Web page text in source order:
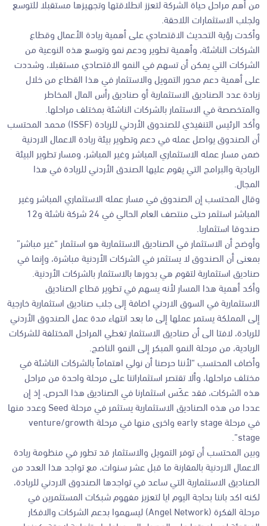
من أهم مراحل حياة الشركة لتعزز انطلاقتها وتجهيزها مستقبلا للتوسع
ولجلب الاستثمارات اللاحقة.
وأكدت رؤية التحديث الاقتصادي على أهمية ريادة الأعمال وقطاع
الشركات الناشئة، وأهمية تطوير ودعم نمو وتوسع هذه النوعية من
الشركات التي يمكن أن تسهم في النمو الاقتصادي مستقبلا، وشددت
على أهمية دعم محور التمويل والاستثمار في هذا القطاع من خلال
زيادة عدد الصناديق الاستثمارية أو صناديق رأس المال المخاطر
والمتخصصة في الاستثمار بالشركات الناشئة بمختلف مراحلها.
وأكد الرئيس التنفيذي للصندوق الأردني للريادة (ISSF) محمد المحتسب
أن الصندوق يواصل عمله في دعم وتطوير بيئة ريادة الاعمال الاردنية
ضمن مسار عمله الاستثماري المباشر وغير المباشر، ومسار تطوير البيئة
الريادية والبرامج التي يقوم عليها الصندق الأردني للريادة في هذا
المجال.
وقال المحتسب إن الصندوق في مسار عمله الاستثماري المباشر وغير
المباشر استثمر حتى منتصف العام الحالي في 24 شركة ناشئة و12
صندوقا استثماريا.
وأوضح أن الاستثمار في الصناديق الاستثمارية هو استثمار “غير مباشر”
بمعنى أن الصندوق لا يستثمر في الشركات الأردنية مباشرة، وإنما في
صناديق استثمارية لتقوم هي بدورها بالاستثمار بالشركات الأردنية.
وأكد أهمية هذا المسار لأنه يسهم في تطوير قطاع الصناديق
الاستثمارية في السوق الاردني اضافة إلى جلب صناديق استثمارية خارجية
إلى المملكة يستمر عملها إلى ما بعد انتهاء مدة عمل الصندوق الأردني
للريادة، لافتا الى أن صناديق الاستثمار تغطي المراحل المختلفة للشركات
الريادية، من مرحلة النمو المبكر إلى النمو الناضج.
وأضاف المحتسب “لأننا حرصنا أن نولي اهتماماً بالشركات الناشئة في
مختلف مراحلها، وألا تقتصر استثماراتنا على مرحلة واحدة من مراحل
هذه الشركات، فقد عكَس استثمارنا في الصناديق هذا الحرص، إذ إن
عددا من هذه الصناديق الاستثمارية يستثمر في مرحلة Seed وعدد منها
في مرحلة early stage واخرى منها في مرحلة venture/growth
stage”.
وبين المحتسب أن توفر التمويل والاستثمار قد تطور في منظومة ريادة
الاعمال الاردنية بالمقارنة ما قبل عشر سنوات، مع تواجد هذا العدد من
الصناديق الاستثمارية التي ساعد في تواجدها الصندوق الاردني للريادة،
لكنه اكد باننا بحاجة اليوم ايا لتعزيز مفهوم شبكات المستثمرين في
مرحلة الفكرة (Angel Network) ليسهموا بدعم الشركات والافكار